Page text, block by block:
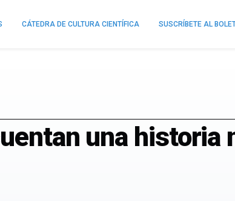
CÁTEDRA DE CULTURA CIENTÍFICA SUSCRÍBETE AL
una historia